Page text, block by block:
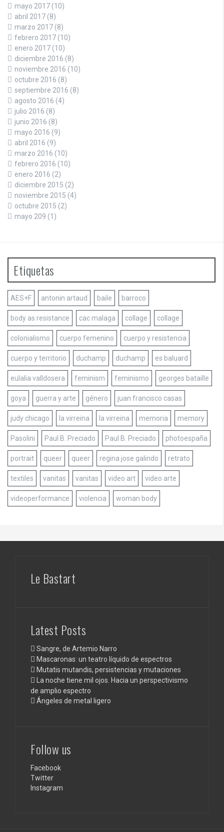
mayo 2017 (10)
abril 2017 (8)
marzo 2017 (8)
febrero 2017 (10)
enero 2017 (10)
diciembre 2016 (8)
noviembre 2016 (10)
octubre 2016 (8)
septiembre 2016 (8)
agosto 2016 (4)
julio 2016 (8)
junio 2016 (8)
mayo 2016 (9)
abril 2016 (9)
marzo 2016 (10)
febrero 2016 (10)
enero 2016 (2)
diciembre 2015 (2)
noviembre 2015 (4)
octubre 2015 (2)
mayo 209 (1)
Etiquetas
AES+F antonin artaud baile barroco
body as resistance cac malaga collage collage
colonialismo cuerpo femenino cuerpo y resistencia
cuerpo y territorio duchamp duchamp es baluard
eulalia valldosera feminism feminismo georges bataille
goya guerra y arte género juan francisco casas
judy chicago la virreina la virreina memoria memory
Pasolini Paul B. Preciado Paul B. Preciado photoespaña
portrait queer queer regina jose galindo retrato
textiles vanitas vanitas video art video arte
videoperformance violencia woman body
Le Bastart
Latest Posts
Sangre, de Artemio Narro
Mascaronas: un teatro líquido de espectros
Mutatis mutandis, persistencias y mutaciones
La noche tiene mil ojos. Hacia un perspectivismo
de amplio espectro
Ángeles de metal ligero
Follow us
Facebook
Twitter
Instagram